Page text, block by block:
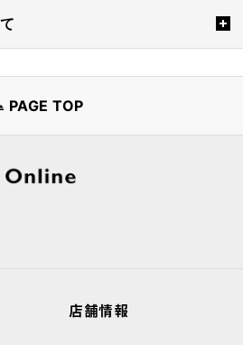
PAGE TOP
店舗情報